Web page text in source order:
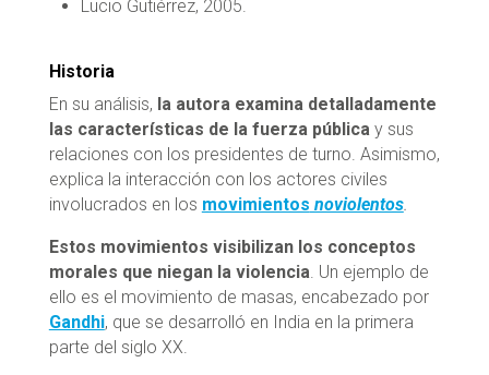
Lucio Gutiérrez, 2005.
Historia
En su análisis, la autora examina detalladamente
las características de la fuerza públicay sus
relaciones con los presidentes de turno. Asimismo,
explica la interacción con los actores civiles
involucrados en los movimientos noviolentos.
Estos movimientos visibilizan los conceptos
morales que niegan la violencia. Un ejemplo de
ello es el movimiento de masas, encabezado por
Gandhi, que se desarrolló en India en la primera
parte del siglo XX.